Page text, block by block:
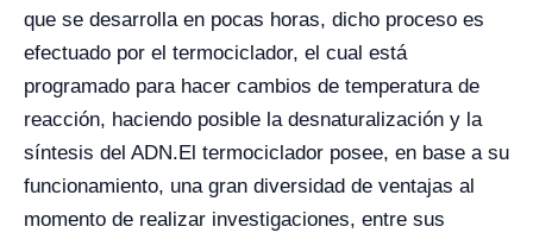
que se desarrolla en pocas horas, dicho proceso es
efectuado por el termociclador, el cual está
programado para hacer cambios de temperatura de
reacción, haciendo posible la desnaturalización y la
síntesis del ADN.El termociclador posee, en base a su
funcionamiento, una gran diversidad de ventajas al
momento de realizar investigaciones, entre sus